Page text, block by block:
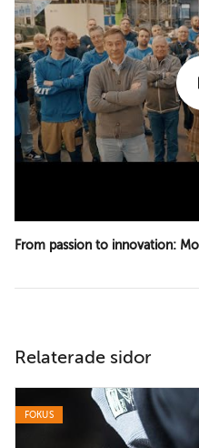
From passion to innovation:
Relaterade sidor
FOKUS